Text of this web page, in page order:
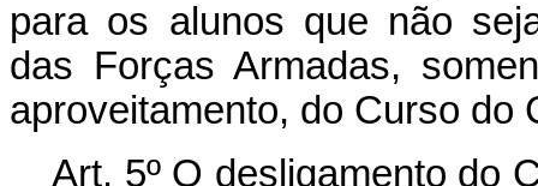
para os alunos que não
das Forças Armadas,
aproveitamento, do Curso do
Art. 5º O desligamento do